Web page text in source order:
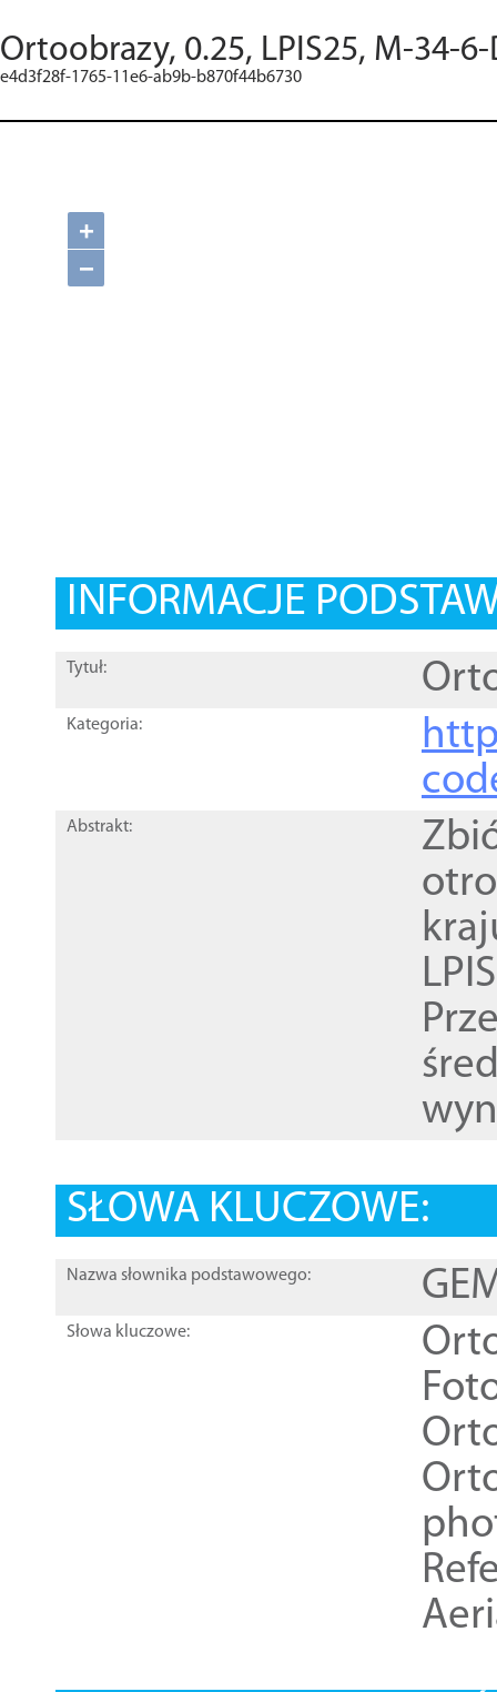
Ortoobrazy, 0.25, LPIS25, M-34-
e4d3f28f-1765-11e6-ab9b-b870f44b6730
+
−
INFORMACJE
Tytuł:
Kategoria:
Abstrakt:
SŁOWA KLUCZOWE:
Nazwa słownika podstawowego:
Słowa kluczowe: